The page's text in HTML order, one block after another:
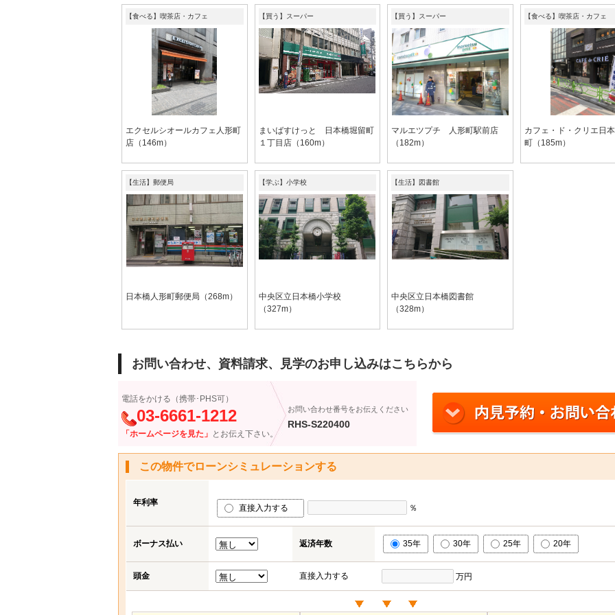
【食べる】喫茶店・カフェ
エクセルシオールカフェ人形町
店（146m）
【買う】スーパー
まいばすけっと 日本橋堀留町
１丁目店（160m）
【買う】スーパー
マルエツプチ 人形町駅前店
（182m）
【食べる】喫茶店・カフェ
カフェ・ド・クリエ日
町（185m）
【生活】郵便局
日本橋人形町郵便局（268m）
【学ぶ】小学校
中央区立日本橋小学校
（327m）
【生活】図書館
中央区立日本橋図書館
（328m）
お問い合わせ、資料請求、見学のお申し込みはこちらから
電話をかける（携帯･PHS可）
03-6661-1212
「ホームページを見た」 とお伝え下さい。
お問い合わせ番号をお伝えください
RHS-S220400
この物件でローンシミュレーションする
年利率
直接入力する ％
ボーナス払い 返済年数 35年 30年 25年 20年
頭金 直接入力する 万円